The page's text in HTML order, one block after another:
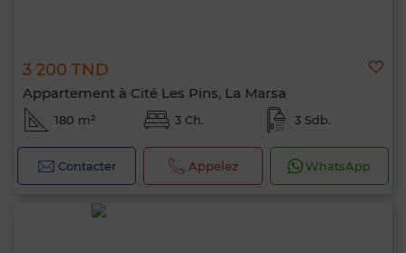
3 200 TND
Appartement à Cité Les Pins, La Marsa
180 m² 3 Ch. 3 Sdb.
Contacter Appelez WhatsApp